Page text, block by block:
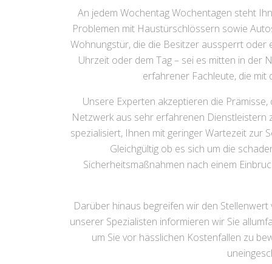
An jedem Wochentag Wochentagen steht
Problemen mit Haustürschlössern sowie
Wohnungstür, die die Besitzer aussperrt oder
Uhrzeit oder dem Tag – sei es mitten in der
erfahrener Fachleute, die mit
Unsere Experten akzeptieren die
Netzwerk aus sehr erfahrenen Dienstleistern
spezialisiert, Ihnen mit geringer Wartezeit zur
Gleichgültig ob es sich um die
Sicherheitsmaßnahmen nach einem
Darüber hinaus begreifen wir den
unserer Spezialisten informieren wir Sie
um Sie vor hässlichen Kostenfallen zu